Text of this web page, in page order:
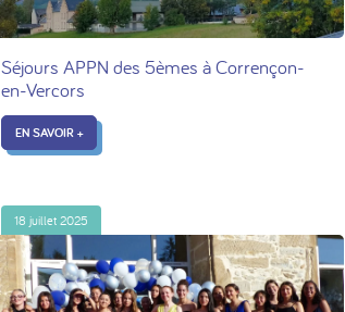
Séjours APPN des 5èmes à Corrençon-
en-Vercors
EN SAVOIR +
18 juillet 2025